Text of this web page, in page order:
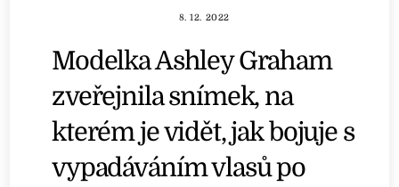
8. 12. 2022
Modelka Ashley Graham
zveřejnila snímek, na
kterém je vidět, jak bojuje s
vypadáváním vlasů po